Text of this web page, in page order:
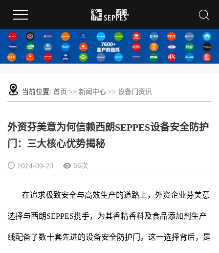
当前位置: 首页 >> 新闻中心 >> 设备门资讯
外资芬美意为何信赖西朗SEPPES设备安全防护
门：三大核心优势揭秘
2024-09-20 56次
在追求极致安全与高效生产的道路上，外资企业芬美意
选择与西朗SEPPES携手，为其香精香料及食品添加剂生产
线配备了数十套先进的设备安全防护门。这一选择背后，是